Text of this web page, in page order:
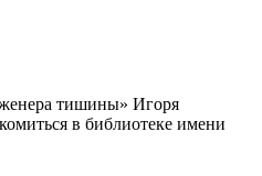
тишины» Игоря
в библиотеке имени